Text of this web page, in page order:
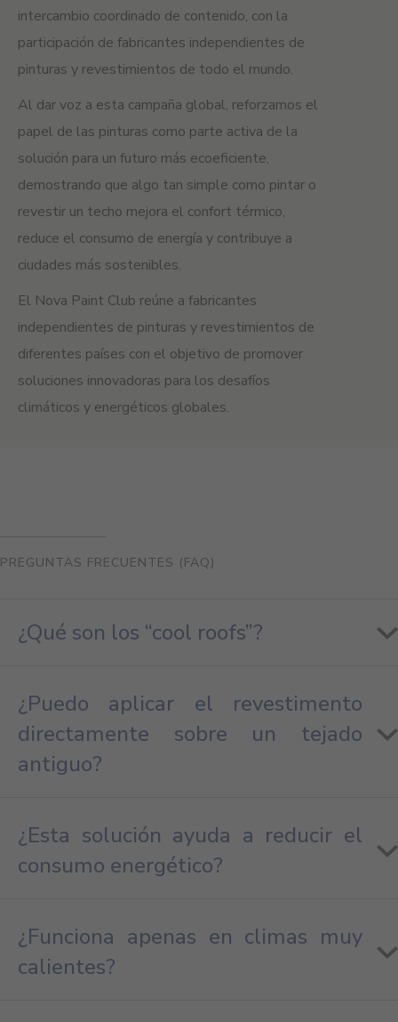
intercambio coordinado de contenido, con la
participación de fabricantes independientes de
pinturas y revestimientos de todo el mundo.
Al dar voz a esta campaña global, reforzamos el
papel de las pinturas como parte activa de la
solución para un futuro más ecoeficiente,
demostrando que algo tan simple como pintar o
revestir un techo mejora el confort térmico,
reduce el consumo de energía y contribuye a
ciudades más sostenibles.
El Nova Paint Club reúne a fabricantes
independientes de pinturas y revestimientos de
diferentes países con el objetivo de promover
soluciones innovadoras para los desafíos
climáticos y energéticos globales.
PREGUNTAS FRECUENTES (FAQ)
¿Qué son los “cool roofs”?
¿Puedo aplicar el revestimento
directamente sobre un tejado
antiguo?
¿Esta solución ayuda a reducir el
consumo energético?
¿Funciona apenas en climas muy
calientes?